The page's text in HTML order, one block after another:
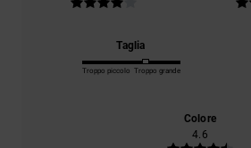
Taglia
Troppo piccolo Troppo grande
Colore
4.6